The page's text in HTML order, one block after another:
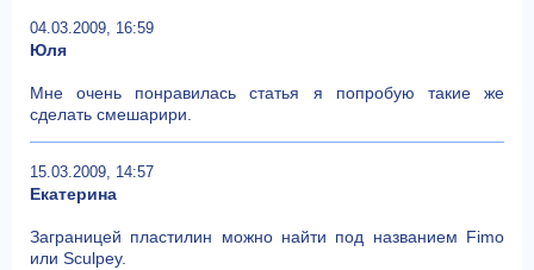
04.03.2009, 16:59
Юля
Мне очень понравилась статья я попробую такие же
сделать смешарири.
15.03.2009, 14:57
Екатерина
Заграницей пластилин можно найти под названием Fimo
или Sculpey.